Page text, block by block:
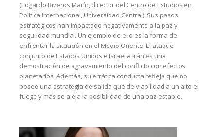
(Edgardo Riveros Marín, director del Centro de Estudios en
Política Internacional, Universidad Central): Sus pasos
estratégicos han impactado negativamente a la paz y
seguridad mundial. Un ejemplo de ello es la forma de
enfrentar la situación en el Medio Oriente. El ataque
conjunto de Estados Unidos e Israel a Irán es una
demostración de agravamiento del conflicto con efectos
planetarios. Además, su errática conducta refleja que no
posee una estrategia de salida que de viabilidad a un alto el
fuego y más se aleja la posibilidad de una paz estable.